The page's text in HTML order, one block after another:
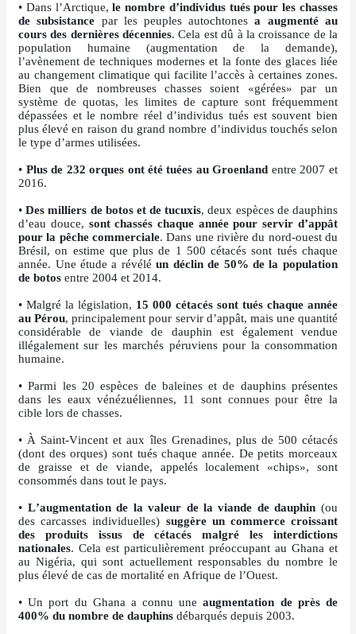
• Dans l’Arctique,le nombre d’individus tués pour les chasses
de subsistance par les peuples autochtonesa augmenté au
cours des dernières décennies. Cela est dû à la croissance de la
population humaine (augmentation de la demande),
l’avènement de techniques modernes et la fonte des glaces liée
au changement climatique qui facilite l’accès à certaines zones.
Bien que de nombreuses chasses soient «gérées» par un
système de quotas, les limites de capture sont fréquemment
dépassées et le nombre réel d’individus tués est souvent bien
plus élevé en raison du grand nombre d’individus touchés selon
le type d’armes utilisées.
• Plus de 232 orques ont été tuées au Groenland entre 2007 et
2016.
•Des milliers de botos et de tucuxis, deux espèces de dauphins
d’eau douce, sont chassés chaque année pour servir d’appât
pour la pêche commerciale. Dans une rivière du nord-ouest du
Brésil, on estime que plus de 1 500 cétacés sont tués chaque
année. Une étude a révéléun déclin de 50% de la population
de botos entre 2004 et 2014.
• Malgré la législation, 15 000 cétacés sont tués chaque année
au Pérou, principalement pour servir d’appât, mais une quantité
considérable de viande de dauphin est également vendue
illégalement sur les marchés péruviens pour la consommation
humaine.
• Parmi les 20 espèces de baleines et de dauphins présentes
dans les eaux vénézuéliennes, 11 sont connues pour être la
cible lors de chasses.
• À Saint-Vincent et aux îles Grenadines, plus de 500 cétacés
(dont des orques) sont tués chaque année. De petits morceaux
de graisse et de viande, appelés localement «chips», sont
consommés dans tout le pays.
• L’augmentation de la valeur de la viande de dauphin (ou
des carcasses individuelles) suggère un commerce croissant
des produits issus de cétacés malgré les interdictions
nationales. Cela est particulièrement préoccupant au Ghana et
au Nigéria, qui sont actuellement responsables du nombre le
plus élevé de cas de mortalité en Afrique de l’Ouest.
• Un port du Ghana a connu uneaugmentation de près de
400% du nombre de dauphins débarqués depuis 2003.